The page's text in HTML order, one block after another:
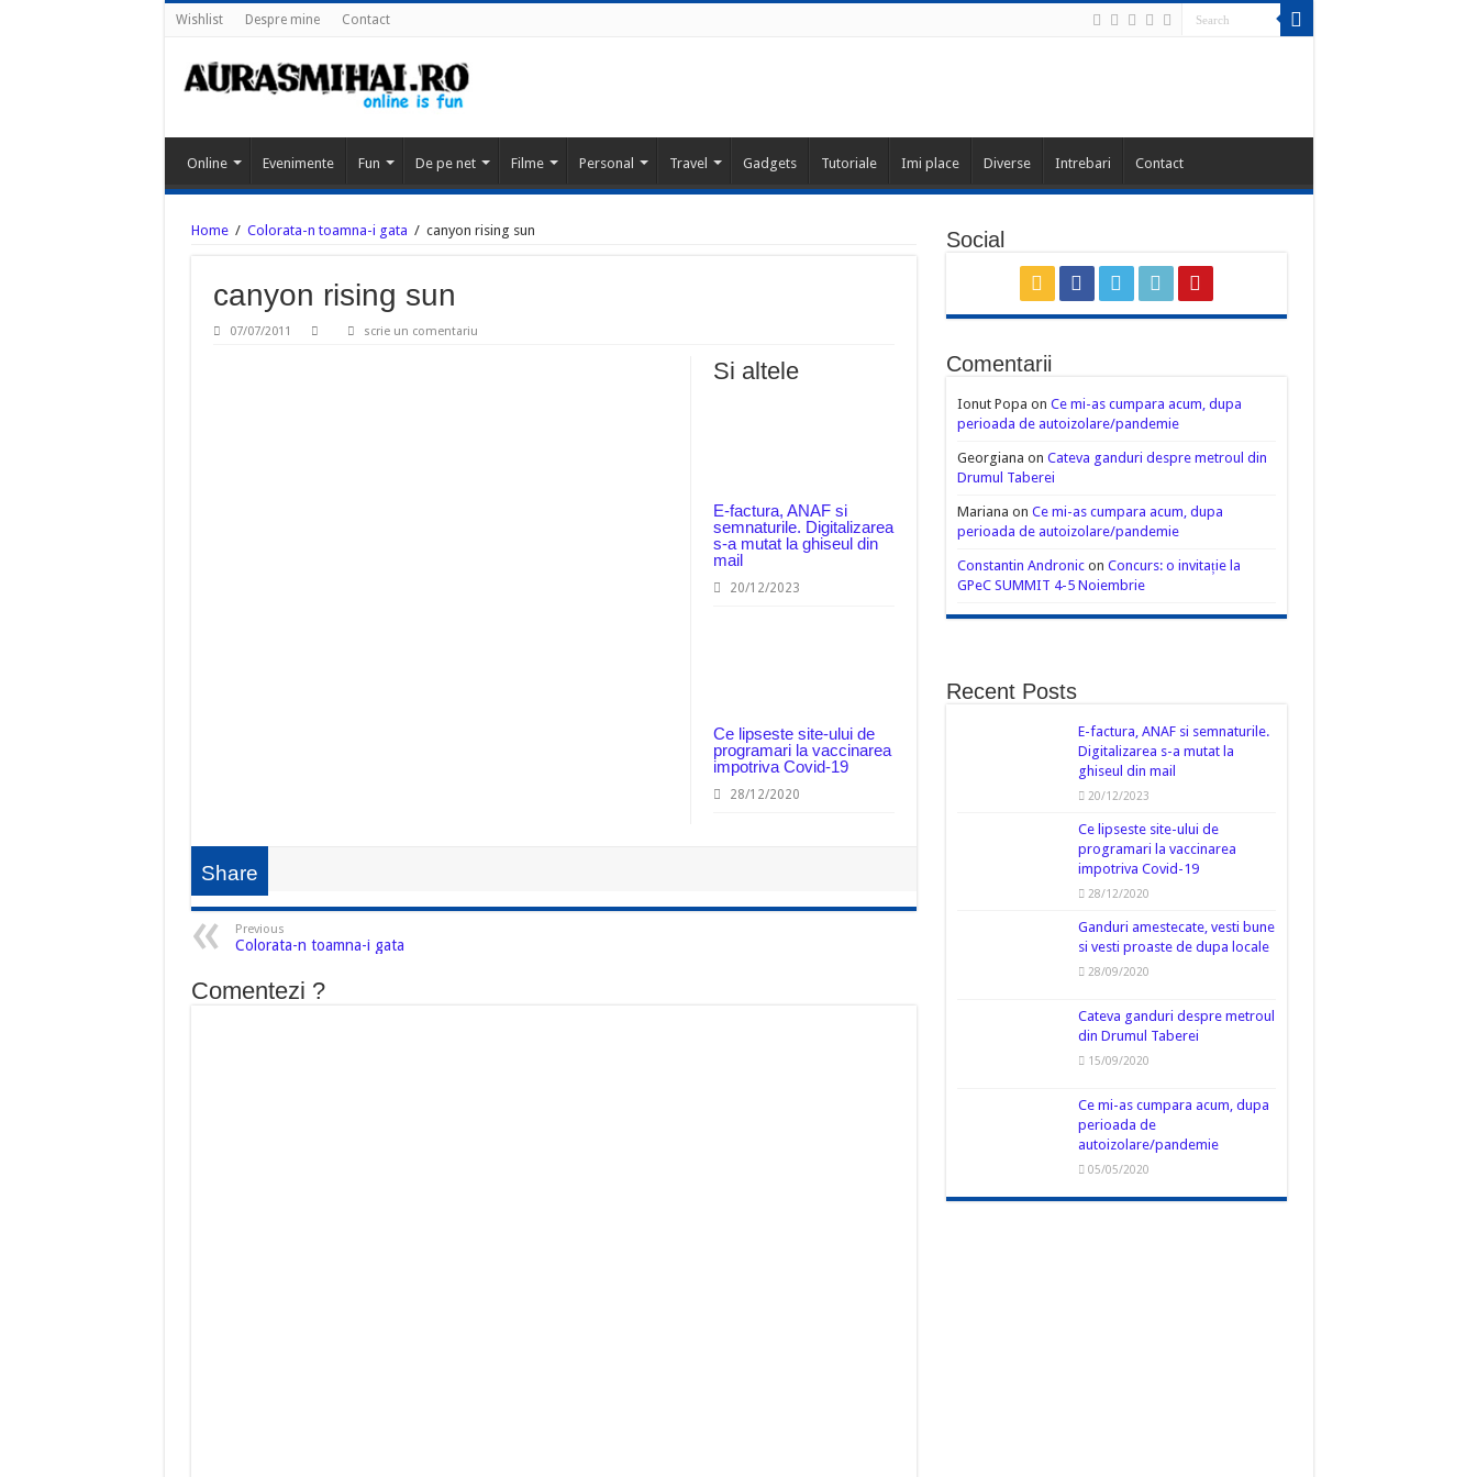
Wishlist Despre mine Contact
Online Evenimente Fun De pe net Filme Personal Travel Gadgets Tutoriale Imi place Diverse Intrebari Contact
Home / Colorata-n toamna-i gata / canyon rising sun
canyon rising sun
07/07/2011 scrie un comentariu
Si altele
E-factura, ANAF si
semnaturile. Digitalizarea
s-a mutat la ghiseul din
mail
20/12/2023
Ce lipseste site-ului de
programari la vaccinarea
impotriva Covid-19
28/12/2020
Share
Previous
Colorata-n toamna-i gata
Comentezi ?
Social
Comentarii
Ionut Popa on Ce mi-as cumpara acum, dupa
perioada de autoizolare/pandemie
Georgiana on Cateva ganduri despre metroul din
Drumul Taberei
Mariana on Ce mi-as cumpara acum, dupa
perioada de autoizolare/pandemie
Constantin Andronicon Concurs: o invitație la
GPeC SUMMIT 4-5 Noiembrie
Recent Posts
E-factura, ANAF si semnaturile.
Digitalizarea s-a mutat la
ghiseul din mail
20/12/2023
Ce lipseste site-ului de
programari la vaccinarea
impotriva Covid-19
28/12/2020
Ganduri amestecate, vesti bune
si vesti proaste de dupa locale
28/09/2020
Cateva ganduri despre metroul
din Drumul Taberei
15/09/2020
Ce mi-as cumpara acum, dupa
perioada de
autoizolare/pandemie
05/05/2020